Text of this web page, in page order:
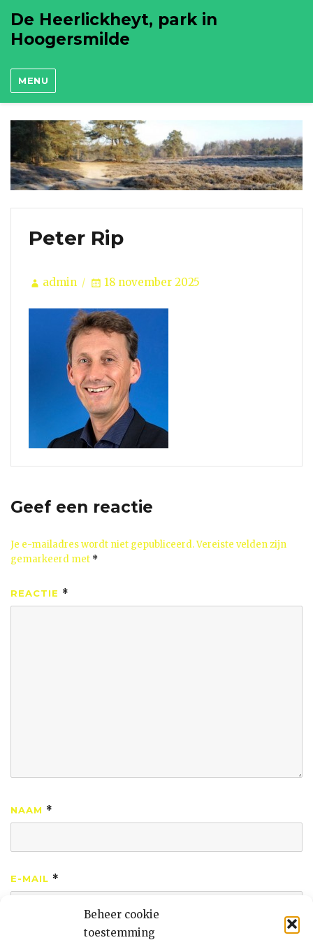
Beheer cookie
toestemming
De Heerlickheyt, park in
Hoogersmilde
MENU
Peter Rip
Author
admin
Posted
18 november 2025
Geef een reactie
Je e-mailadres wordt niet gepubliceerd.Vereiste velden zijn
gemarkeerd met *
REACTIE *
NAAM *
E-MAIL *